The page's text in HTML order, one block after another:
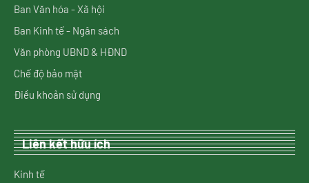
Ban Văn hóa - Xã hội
Ban Kinh tế - Ngân sách
Văn phòng UBND & HĐND
Chế độ bảo mật
Điều khoản sử dụng
Liên kết hữu ích
Kinh tế